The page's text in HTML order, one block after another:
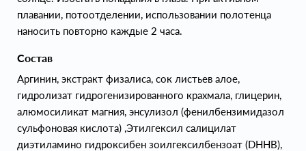
плавании, потоотделении, использовании полотенца
наносить повторно каждые 2 часа.
Состав
Аргинин, экстракт физалиса, сок листьев алое,
гидролизат гидрогенизированного крахмала, глицерин,
алюмосиликат магния, энсулизол (фенилбензимидазол
сульфоновая кислота) ,Этилгексил салицилат
диэтиламино гидроксибен зоилгексилбензоат (DHHB),